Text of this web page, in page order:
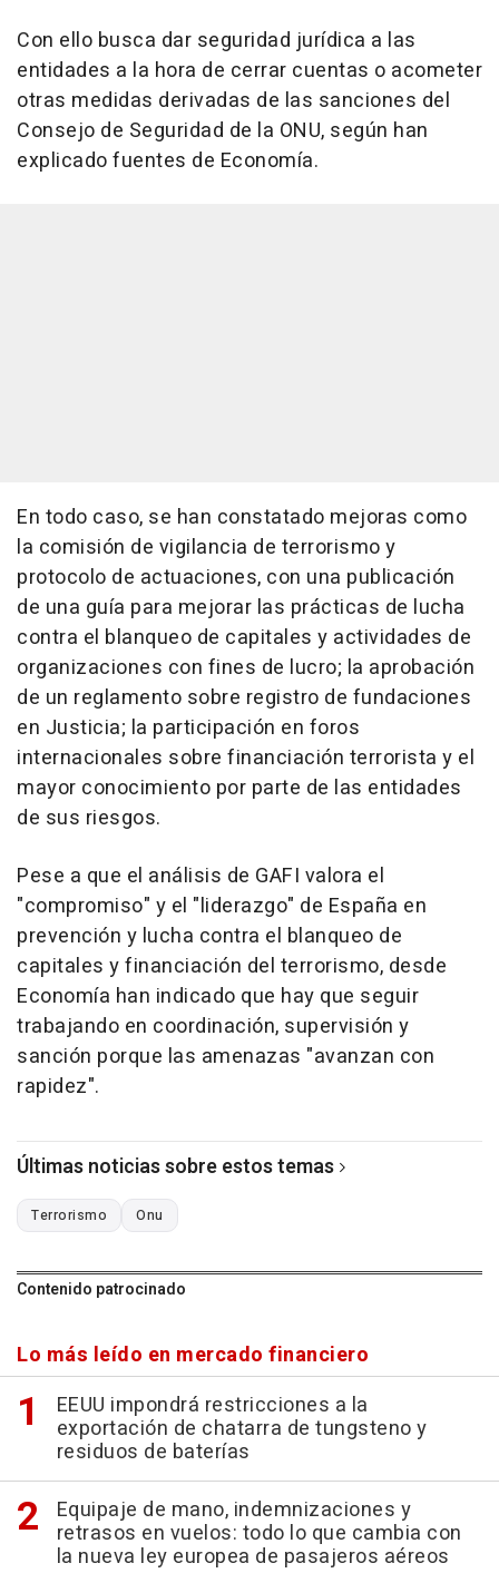
Con ello busca dar seguridad jurídica a las
entidades a la hora de cerrar cuentas o acometer
otras medidas derivadas de las sanciones del
Consejo de Seguridad de la ONU, según han
explicado fuentes de Economía.
En todo caso, se han constatado mejoras como
la comisión de vigilancia de terrorismo y
protocolo de actuaciones, con una publicación
de una guía para mejorar las prácticas de lucha
contra el blanqueo de capitales y actividades de
organizaciones con fines de lucro; la aprobación
de un reglamento sobre registro de fundaciones
en Justicia; la participación en foros
internacionales sobre financiación terrorista y el
mayor conocimiento por parte de las entidades
de sus riesgos.
Pese a que el análisis de GAFI valora el
"compromiso" y el "liderazgo" de España en
prevención y lucha contra el blanqueo de
capitales y financiación del terrorismo, desde
Economía han indicado que hay que seguir
trabajando en coordinación, supervisión y
sanción porque las amenazas "avanzan con
rapidez".
Últimas noticias sobre estos temas
Terrorismo Onu
Contenido patrocinado
Lo más leído en mercado financiero
EEUU impondrá restricciones a la
exportación de chatarra de tungsteno y
residuos de baterías
Equipaje de mano, indemnizaciones y
retrasos en vuelos: todo lo que cambia con
la nueva ley europea de pasajeros aéreos